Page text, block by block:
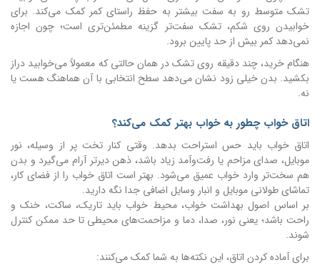
تشک متوسط رو به سفت بیشتر به حفظ راستای کمر کمک می‌کند. برای
خوابیدن روی شکم، تشک سفت‌تر گزینه مطمئن‌تری است؛ چون اجازه
نمی‌دهد کمر بیش از حد پایین برود.
هنگام خرید، چند دقیقه روی تشک در همان حالتی که معمولاً می‌خوابید دراز
بکشید. بدن خیلی زود نشان می‌دهد سطح انتخابی با آن هماهنگ هست یا
نه.
اتاق خواب چطور به خواب بهتر کمک می‌کند؟
اتاق خواب باید حس استراحت بدهد. وقتی کنار تخت پر از وسیله، نور
موبایل، صدای مزاحم یا رفت‌وآمد زیاد باشد، ذهن دیرتر آرام می‌گیرد و بدن
هم سخت‌تر وارد خواب عمیق می‌شود. بهتر است اتاق خواب را از فضای کار،
تماشای طولانی موبایل و انبار وسایل اضافی جدا نگه دارید.
بر اساس اصول بهداشت خواب، محیط خواب باید تاریک، ساکت، خنک و
راحت باشد؛ یعنی نور، صدا، دما و مزاحمت‌های محیطی تا حد ممکن کنترل
شوند.
برای آماده کردن اتاق، این نکته‌ها به شما کمک می‌کنند: